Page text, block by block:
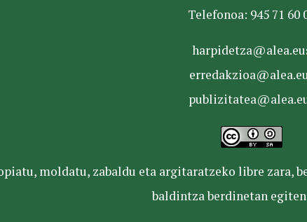
Telefonoa: 945 71 60
moldatu, zabaldu eta argitaratzeko libre zara,
baldintza berdinetan egiten